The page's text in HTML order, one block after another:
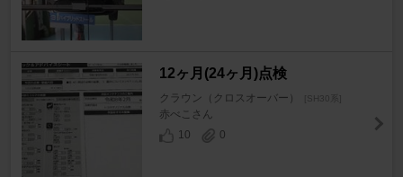
12ヶ月(24ヶ月)点検
クラウン（クロスオーバー） [SH30系]
赤べこさん
10
0